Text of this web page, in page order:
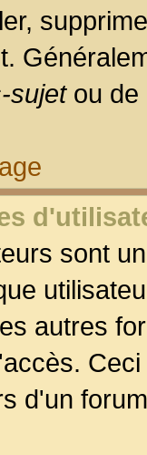
sujetou de
sont
autres
d'un